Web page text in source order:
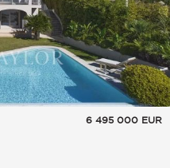
6 495 000 EUR